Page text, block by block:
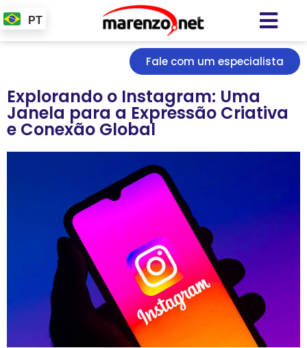
PT
Fale com um especialista
Explorando o Instagram: Uma
Janela para a Expressão Criativa
e Conexão Global